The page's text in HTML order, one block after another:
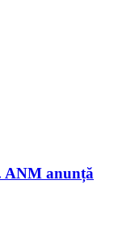
ANM anunță